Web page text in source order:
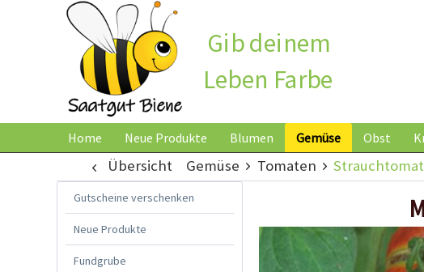
Gib deinem
Leben Farbe
Home Neue Produkte Blumen Gemüse Obst
Übersicht Gemüse Tomaten
Gutscheine verschenken
Neue Produkte
Fundgrube